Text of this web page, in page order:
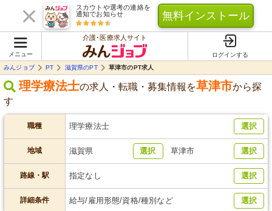
スカウトや選考の連絡を
通知でお知らせ
無料インストール
メニュー
介護･医療求人サイト
ログインする
みんジョブ
PT 滋賀県のPT 草津市のPT求人
理学療法士の求人・転職・募集情報を草津市から探
す
職種 理学療法士 選択
地域 滋賀県 選択 草津市 選択
路線・駅 指定なし 選択
詳細条件 給与/雇用形態/資格/種別など 選択